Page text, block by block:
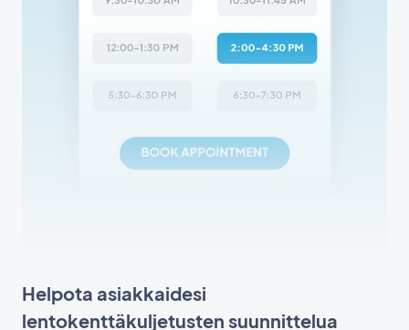
Helpota asiakkaidesi
lentokenttäkuljetusten suunnittelua